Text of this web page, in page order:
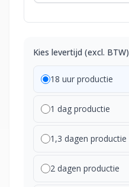
Kies levertijd (excl. BTW)
18 uur productie
1 dag productie
1,3 dagen productie
2 dagen productie